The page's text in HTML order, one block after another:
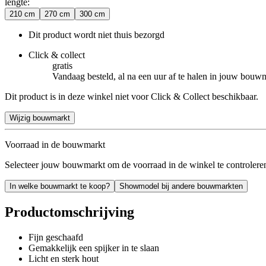
210 cm 270 cm 300 cm
Dit product wordt niet thuis bezorgd
Click & collect
gratis
Vandaag besteld, al na een uur af te halen in jouw
Dit product is in deze winkel niet voor Click & Collect beschikbaar.
Wijzig bouwmarkt
Voorraad in de bouwmarkt
Selecteer jouw bouwmarkt om de voorraad in de winkel te
In welke bouwmarkt te koop? Showmodel bij andere bouwmarkten
Productomschrijving
Fijn geschaafd
Gemakkelijk een spijker in te slaan
Licht en sterk hout